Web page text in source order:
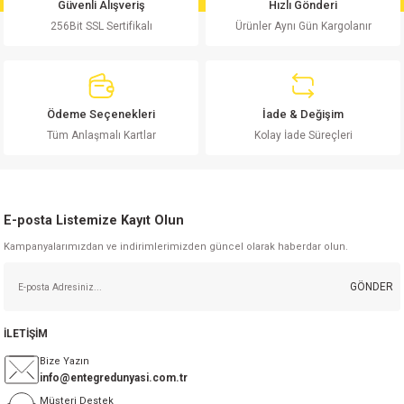
Ürün fiyatı diğer sitelerden daha pahalı.
Güvenli Alışveriş
256Bit SSL Sertifikalı
Hızlı Gönderi
Ürünler Aynı Gün Kargolanır
Ödeme Seçenekleri
Tüm Anlaşmalı Kartlar
İade & Değişim
Kolay İade Süreçleri
E-posta Listemize Kayıt Olun
Kampanyalarımızdan ve indirimlerimizden güncel olarak haberdar olun.
GÖNDER
İLETİŞİM
Bize Yazın
info@entegredunyasi.com.tr
Müşteri Destek